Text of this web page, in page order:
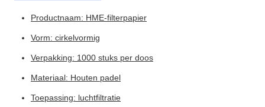
Productnaam: HME-filterpapier
Vorm: cirkelvormig
Verpakking: 1000 stuks per doos
Materiaal: Houten padel
Toepassing: luchtfiltratie